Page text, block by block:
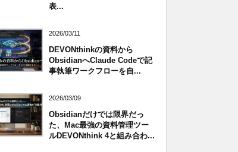
表...
2026/03/11
DEVONthinkの資料から
ObsidianへClaude Codeで記
事執筆ワークフローを自...
2026/03/09
Obsidianだけでは限界だっ
た、Mac最強の資料管理ツー
ルDEVONthink 4と組み合わ...